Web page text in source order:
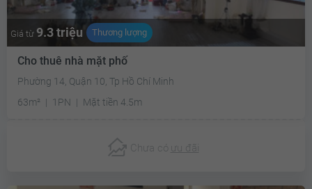
Giá từ 9.3 triệu Thương lượng
Cho thuê nhà mặt phố
Phường 14, Quận 10, Tp Hồ Chí Minh
63m²
1PN Mặt tiền 4.5m
Chưa có ưu đãi